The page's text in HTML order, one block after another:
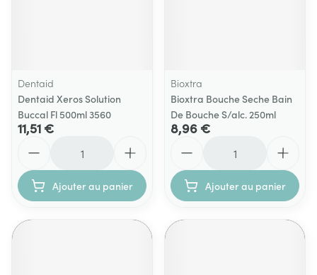
Dentaid
Dentaid Xeros Solution
Buccal Fl 500ml 3560
11,51 €
Ajouter au panier
Bioxtra
Bioxtra Bouche Seche Bain
De Bouche S/alc. 250ml
8,96 €
Ajouter au panier